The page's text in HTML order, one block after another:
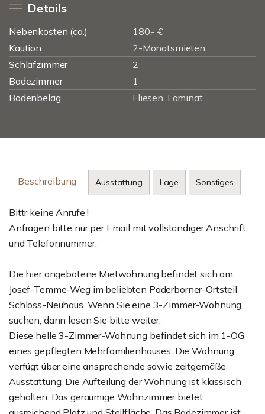
Details
Nebenkosten (ca.)
180,- €
Kaution
2-Monatsmieten
Schlafzimmer
2
Badezimmer
1
Bodenbelag
Fliesen, Laminat
Beschreibung Ausstattung Lage Sonstiges
Bittr keine Anrufe !
Anfragen bitte nur per Email mit vollständiger Anschrift
und Telefonnummer.
Die hier angebotene Mietwohnung befindet sich am
Josef-Temme-Weg im beliebten Paderborner-Ortsteil
Schloss-Neuhaus. Wenn Sie eine 3-Zimmer-Wohnung
suchen, dann lesen Sie bitte weiter.
Diese helle 3-Zimmer-Wohnung befindet sich im 1-OG
eines gepflegten Mehrfamilienhauses. Die Wohnung
verfügt über eine ansprechende sowie zeitgemäße
Ausstattung. Die Aufteilung der Wohnung ist klassisch
gehalten. Das geräumige Wohnzimmer bietet